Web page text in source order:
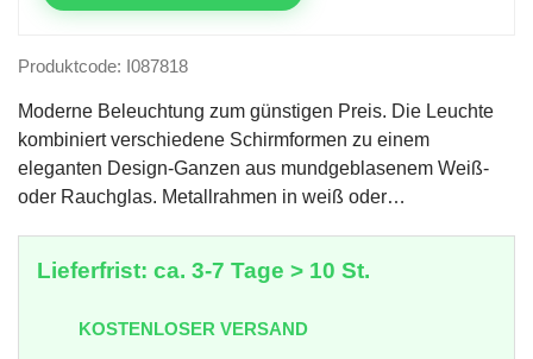
Produktcode: I087818
Moderne Beleuchtung zum günstigen Preis. Die Leuchte
kombiniert verschiedene Schirmformen zu einem
eleganten Design-Ganzen aus mundgeblasenem Weiß-
oder Rauchglas. Metallrahmen in weiß oder…
Lieferfrist: ca. 3-7 Tage > 10 St.
KOSTENLOSER VERSAND